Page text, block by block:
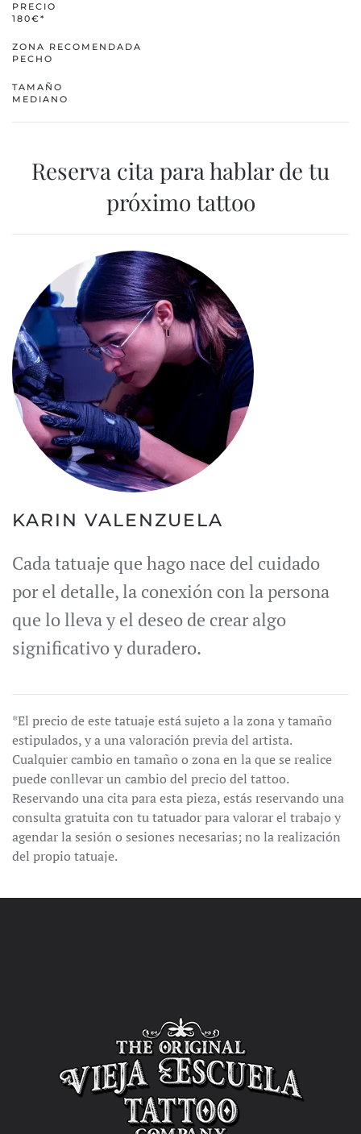
PRECIO
180€*
ZONA RECOMENDADA
PECHO
TAMAÑO
MEDIANO
Reserva cita para hablar de tu
próximo tattoo
KARIN VALENZUELA
Cada tatuaje que hago nace del cuidado
por el detalle, la conexión con la persona
que lo lleva y el deseo de crear algo
significativo y duradero.
*El precio de este tatuaje está sujeto a la zona y tamaño
estipulados, y a una valoración previa del artista.
Cualquier cambio en tamaño o zona en la que se realice
puede conllevar un cambio del precio del tattoo.
Reservando una cita para esta pieza, estás reservando una
consulta gratuita con tu tatuador para valorar el trabajo y
agendar la sesión o sesiones necesarias; no la realización
del propio tatuaje.